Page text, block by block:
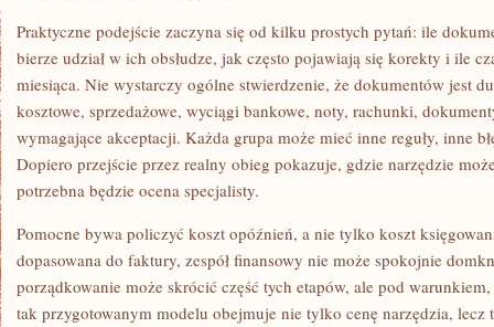
Praktyczne podejście zaczyna się od kilku prostych pytań: ile
bierze udział w ich obsłudze, jak często pojawiają się korekty i ile
miesiąca. Nie wystarczy ogólne stwierdzenie, że dokumentów jest
kosztowe, sprzedażowe, wyciągi bankowe, noty, rachunki,
wymagające akceptacji. Każda grupa może mieć inne reguły, inne
Dopiero przejście przez realny obieg pokazuje, gdzie narzędzie
potrzebna będzie ocena specjalisty.
Pomocne bywa policzyć koszt opóźnień, a nie tylko koszt
dopasowana do faktury, zespół finansowy nie może spokojnie
porządkowanie może skrócić część tych etapów, ale pod
tak przygotowanym modelu obejmuje nie tylko cenę narzędzia, lecz